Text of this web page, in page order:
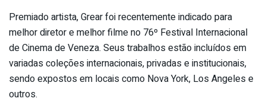
Premiado artista, Grear foi recentemente indicado para
melhor diretor e melhor filme no 76º Festival Internacional
de Cinema de Veneza. Seus trabalhos estão incluídos em
variadas coleções internacionais, privadas e institucionais,
sendo expostos em locais como Nova York, Los Angeles e
outros.